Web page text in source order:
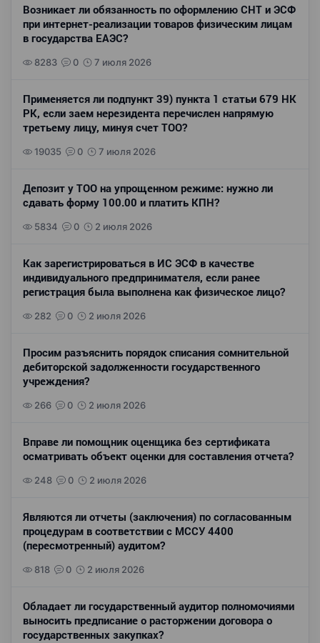
Возникает ли обязанность по оформлению СНТ и ЭСФ
при интернет-реализации товаров физическим лицам
в государства ЕАЭС?
8283 0 7 июля 2026
Применяется ли подпункт 39) пункта 1 статьи 679 НК
РК, если заем нерезидента перечислен напрямую
третьему лицу, минуя счет ТОО?
19035 0 7 июля 2026
Депозит у ТОО на упрощенном режиме: нужно ли
сдавать форму 100.00 и платить КПН?
5834 0 2 июля 2026
Как зарегистрироваться в ИС ЭСФ в качестве
индивидуального предпринимателя, если ранее
регистрация была выполнена как физическое лицо?
282 0 2 июля 2026
Просим разъяснить порядок списания сомнительной
дебиторской задолженности государственного
учреждения?
266 0 2 июля 2026
Вправе ли помощник оценщика без сертификата
осматривать объект оценки для составления отчета?
248 0 2 июля 2026
Являются ли отчеты (заключения) по согласованным
процедурам в соответствии с МССУ 4400
(пересмотренный) аудитом?
818 0 2 июля 2026
Обладает ли государственный аудитор полномочиями
выносить предписание о расторжении договора о
государственных закупках?